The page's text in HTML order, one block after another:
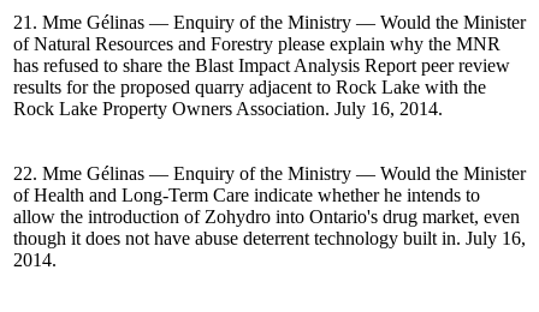
21. Mme Gélinas — Enquiry of the Ministry — Would the Minister
of Natural Resources and Forestry please explain why the MNR
has refused to share the Blast Impact Analysis Report peer review
results for the proposed quarry adjacent to Rock Lake with the
Rock Lake Property Owners Association. July 16, 2014.
22. Mme Gélinas — Enquiry of the Ministry — Would the Minister
of Health and Long-Term Care indicate whether he intends to
allow the introduction of Zohydro into Ontario's drug market, even
though it does not have abuse deterrent technology built in. July 16,
2014.